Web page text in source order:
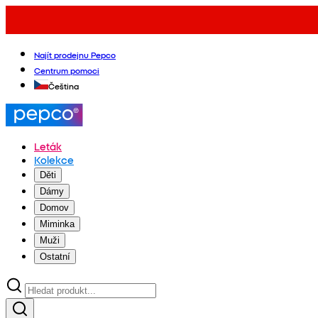
Najít prodejnu Pepco
Centrum pomoci
Čeština
Leták
Kolekce
Děti
Dámy
Domov
Miminka
Muži
Ostatní